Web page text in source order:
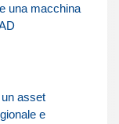
una macchina
un asset
e